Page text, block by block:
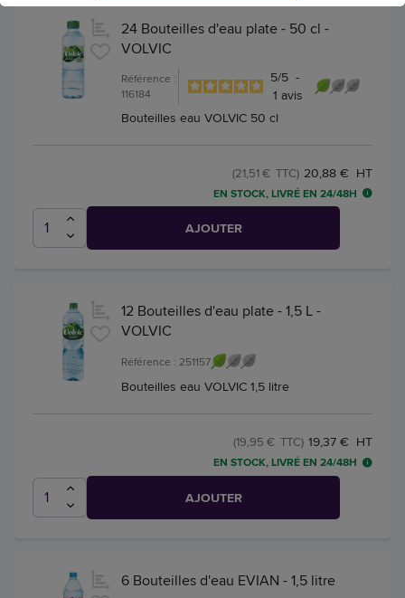
24 Bouteilles d'eau plate - 50 cl -
VOLVIC
Référence :
116184
5/5 -
1 avis
Bouteilles eau VOLVIC 50 cl
20,88 € HT
(21,51 € TTC)
EN STOCK, LIVRÉ EN 24/48H
AJOUTER
12 Bouteilles d'eau plate - 1,5 L -
VOLVIC
Référence : 251157
Bouteilles eau VOLVIC 1,5 litre
19,37 € HT
(19,95 € TTC)
EN STOCK, LIVRÉ EN 24/48H
AJOUTER
6 Bouteilles d'eau EVIAN - 1,5 litre